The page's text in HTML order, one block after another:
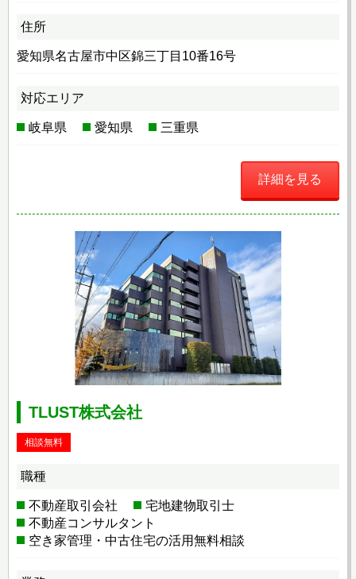
住所
愛知県名古屋市中区錦三丁目10番16号
対応エリア
岐阜県 愛知県 三重県
詳細を見る
TLUST株式会社
相談無料
職種
不動産取引会社
宅地建物取引士
不動産コンサルタント
空き家管理・中古住宅の活用無料相談